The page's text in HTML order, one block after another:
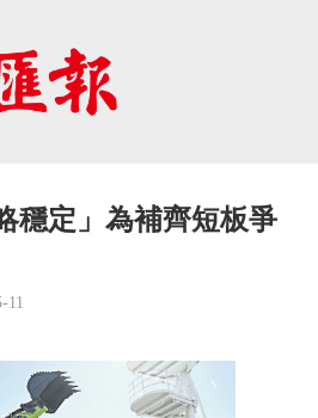
穩定」為補齊短板爭
11